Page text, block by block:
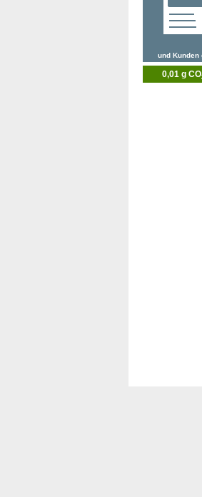
und Kunden
0,01 g CO